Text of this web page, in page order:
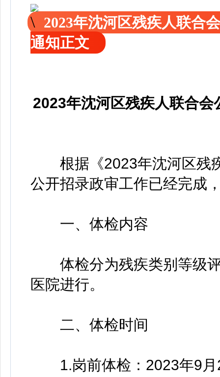
2023年沈河区残疾人联合
通知正文
2023年沈河区残疾人联合
根据《2023年沈河区残
公开招录政审工作已经完成
一、体检内容
体检分为残疾类别等级评
医院进行。
二、体检时间
1.岗前体检：2023年9月